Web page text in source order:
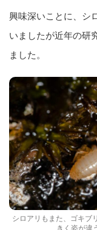
興味深いことに、シ
いましたが近年の研
ました。
シロアリもまた、ゴキブ
きく姿が違